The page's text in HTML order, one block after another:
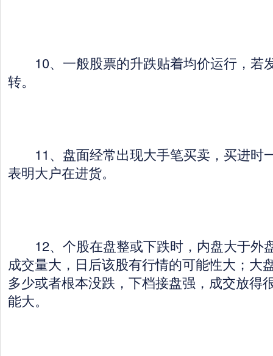
10、一般股票的升跌贴着均价运行，若
转。
11、盘面经常出现大手笔买卖，买进时
表明大户在进货。
12、个股在盘整或下跌时，内盘大于外
成交量大，日后该股有行情的可能性大；大
多少或者根本没跌，下档接盘强，成交放得
能大。